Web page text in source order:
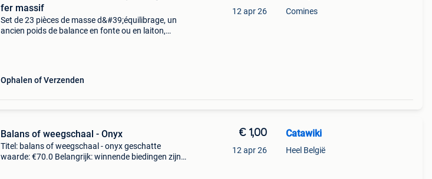
fer massif
Set de 23 pièces de masse d&#39;équilibrage, un
ancien poids de balance en fonte ou en laiton,
Ophalen of Verzenden
12 apr 26 Comines
Balans of weegschaal - Onyx
Titel: balans of weegschaal - onyx geschatte
waarde: €70.0 Belangrijk: winnende biedingen zijn
€ 1,00
12 apr 26
Catawiki
Heel België